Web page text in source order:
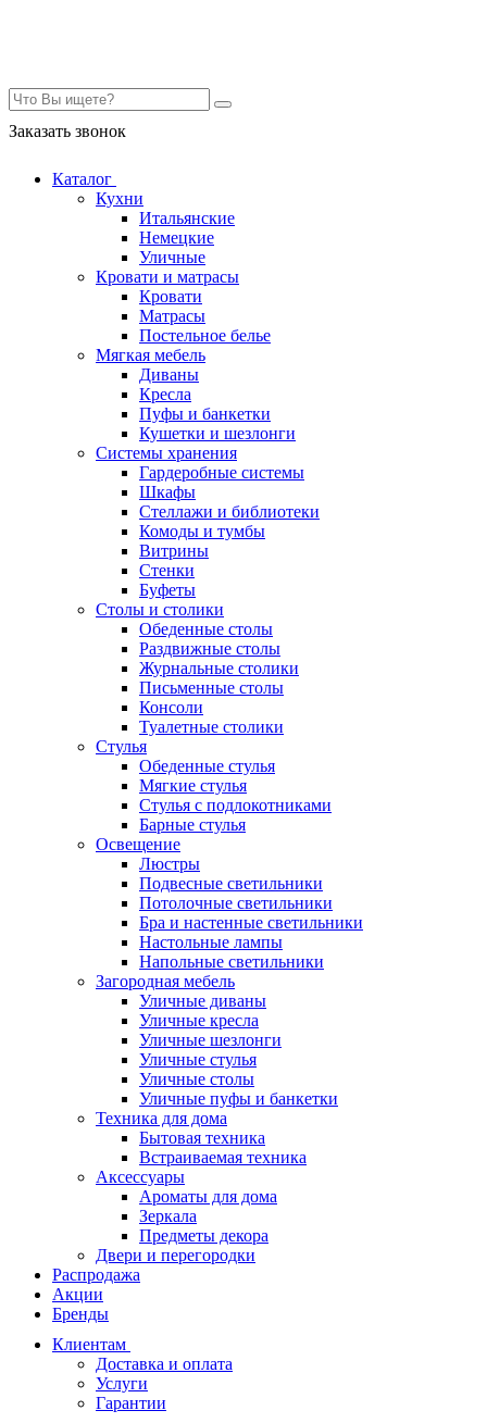
Заказать звонок
Каталог
Кухни
Итальянские
Немецкие
Уличные
Кровати и матрасы
Кровати
Матрасы
Постельное белье
Мягкая мебель
Диваны
Кресла
Пуфы и банкетки
Кушетки и шезлонги
Системы хранения
Гардеробные системы
Шкафы
Стеллажи и библиотеки
Комоды и тумбы
Витрины
Стенки
Буфеты
Столы и столики
Обеденные столы
Раздвижные столы
Журнальные столики
Письменные столы
Консоли
Туалетные столики
Стулья
Обеденные стулья
Мягкие стулья
Стулья с подлокотниками
Барные стулья
Освещение
Люстры
Подвесные светильники
Потолочные светильники
Бра и настенные светильники
Настольные лампы
Напольные светильники
Загородная мебель
Уличные диваны
Уличные кресла
Уличные шезлонги
Уличные стулья
Уличные столы
Уличные пуфы и банкетки
Техника для дома
Бытовая техника
Встраиваемая техника
Аксессуары
Ароматы для дома
Зеркала
Предметы декора
Двери и перегородки
Распродажа
Акции
Бренды
Клиентам
Доставка и оплата
Услуги
Гарантии